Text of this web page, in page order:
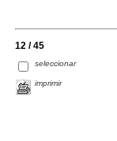
12 / 45
seleccionar
imprimir